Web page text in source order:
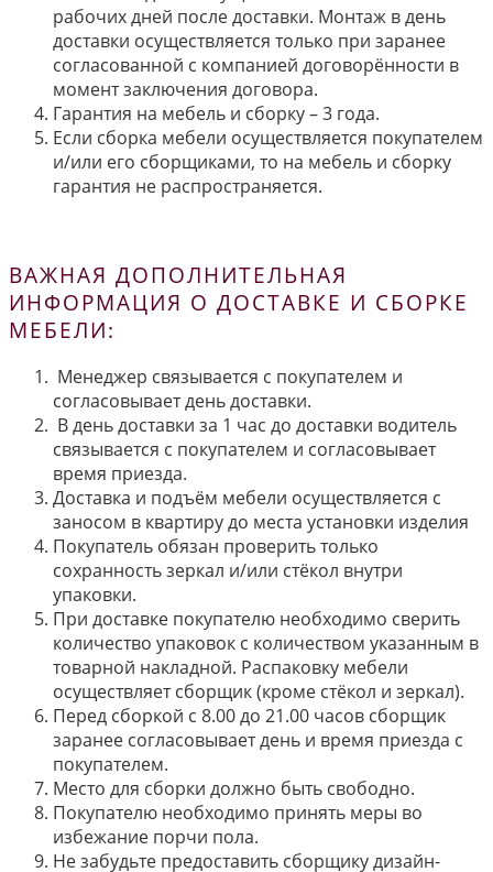
рабочих дней после доставки. Монтаж в день
доставки осуществляется только при заранее
согласованной с компанией договорённости в
момент заключения договора.
Гарантия на мебель и сборку – 3 года.
Если сборка мебели осуществляется покупателем
и/или его сборщиками, то на мебель и сборку
гарантия не распространяется.
ВАЖНАЯ ДОПОЛНИТЕЛЬНАЯ
ИНФОРМАЦИЯ О ДОСТАВКЕ И СБОРКЕ
МЕБЕЛИ:
Менеджер связывается с покупателем и
согласовывает день доставки.
В день доставки за 1 час до доставки водитель
связывается с покупателем и согласовывает
время приезда.
Доставка и подъём мебели осуществляется с
заносом в квартиру до места установки изделия
Покупатель обязан проверить только
сохранность зеркал и/или стёкол внутри
упаковки.
При доставке покупателю необходимо сверить
количество упаковок с количеством указанным в
товарной накладной. Распаковку мебели
осуществляет сборщик (кроме стёкол и зеркал).
Перед сборкой с 8.00 до 21.00 часов сборщик
заранее согласовывает день и время приезда с
покупателем.
Место для сборки должно быть свободно.
Покупателю необходимо принять меры во
избежание порчи пола.
Не забудьте предоставить сборщику дизайн-